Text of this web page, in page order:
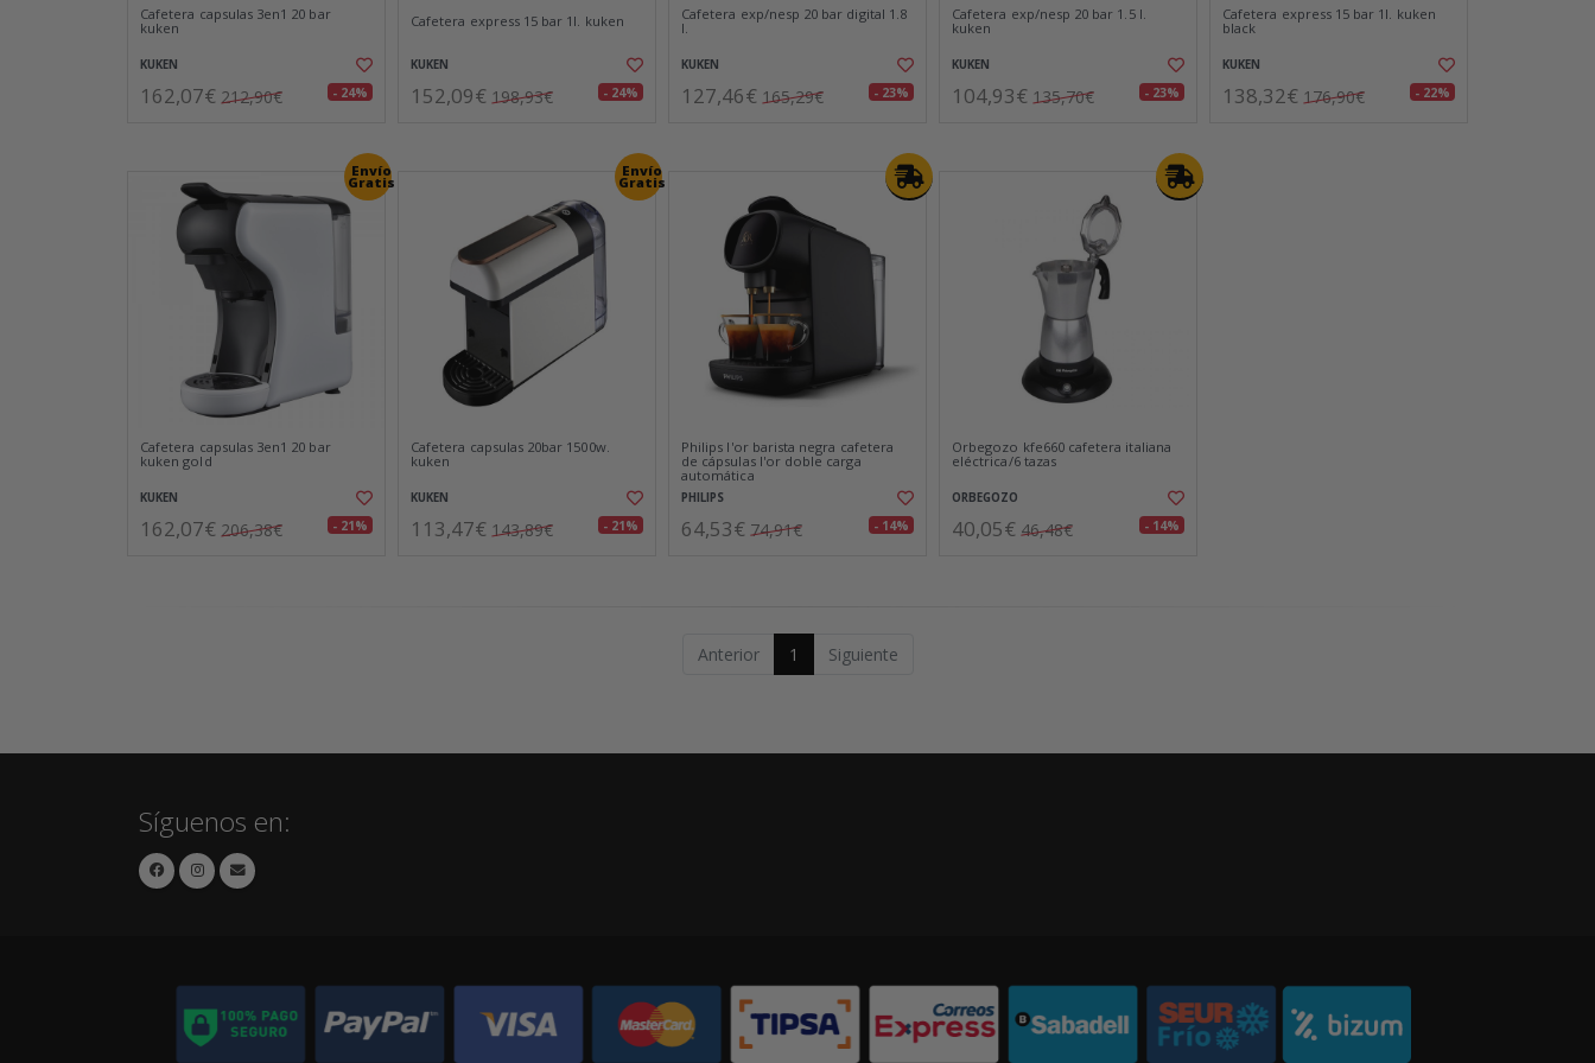
Cafetera capsulas 3en1 20 bar
kuken
KUKEN
162,07€ 212,90€ - 24%
Cafetera express 15 bar 1l. kuken
KUKEN
152,09€ 198,93€ - 24%
Cafetera exp/nesp 20 bar digital 1.8
l.
KUKEN
127,46€ 165,29€ - 23%
Cafetera exp/nesp 20 bar 1.5 l.
kuken
KUKEN
104,93€ 135,70€ - 23%
Cafetera express 15 bar 1l. kuken
black
KUKEN
138,32€ 176,90€ - 22%
Envío
Gratis
Cafetera capsulas 3en1 20 bar
kuken gold
KUKEN
162,07€ 206,38€ - 21%
Envío
Gratis
Cafetera capsulas 20bar 1500w.
kuken
KUKEN
113,47€ 143,89€ - 21%
Philips l'or barista negra cafetera
de cápsulas l'or doble carga
automática
PHILIPS
64,53€ 74,91€ - 14%
Orbegozo kfe660 cafetera italiana
eléctrica/6 tazas
ORBEGOZO
40,05€ 46,48€ - 14%
Anterior 1 Siguiente
Síguenos en: